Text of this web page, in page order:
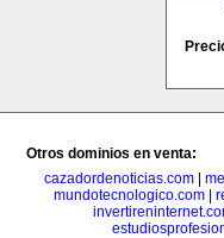
Otros dominios en venta:
cazadordenoticias.com
mundotecnologico.com|